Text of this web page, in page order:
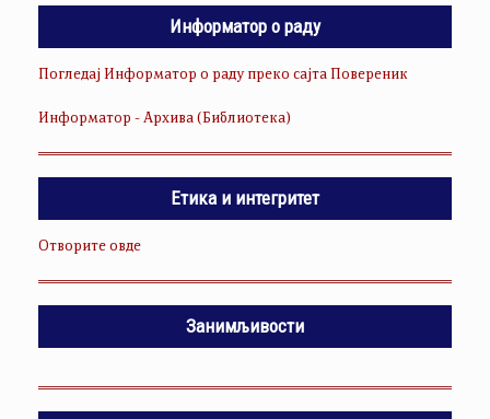
Информатор о раду
Погледај Информатор о раду преко сајта Повереник
Информатор - Архива (Библиотека)
Етика и интегритет
Отворите овде
Занимљивости